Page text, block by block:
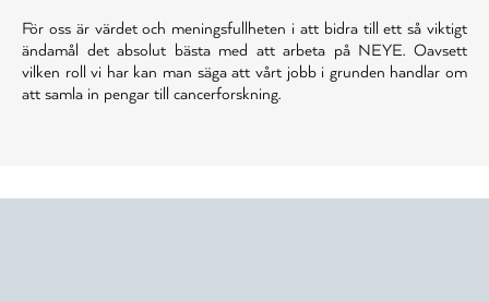
För oss är värdet och meningsfullheten i att bidra till ett så viktigt
ändamål det absolut bästa med att arbeta på NEYE. Oavsett
vilken roll vi har kan man säga att vårt jobb i grunden handlar om
att samla in pengar till cancerforskning.